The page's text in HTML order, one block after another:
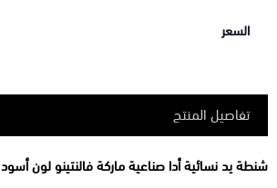
السعر
تفاصيل المنتج
شنطة يد نسائية أدا صناعية ماركة فالنتينو لون أسود